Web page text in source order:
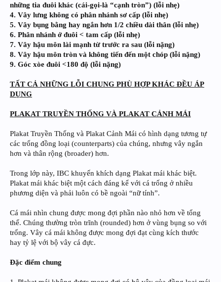
những tia đuôi khác (cái-gọi-là “cạnh tròn”) (lỗi nhẹ)
4. Vây lưng không có phân nhánh sơ cấp (lỗi nhẹ)
5. Vây bụng bằng hay ngắn hơn 1/2 chiều dài thân (lỗi nhẹ)
6. Phân nhánh ở đuôi < tam cấp (lỗi nhẹ)
7. Vây hậu môn lài mạnh từ trước ra sau (lỗi nặng)
8. Vây hậu môn tròn và không tiến đến một chóp (lỗi nặng)
9. Góc xòe đuôi <180 độ (lỗi nặng)
TẤT CẢ NHỮNG LỖI CHUNG PHÙ HỢP KHÁC ĐỀU ÁP
DỤNG
PLAKAT TRUYỀN THỐNG VÀ PLAKAT CẢNH MÁI
Plakat Truyền Thống và Plakat Cảnh Mái có hình dạng tương tự
các trống đồng loại (counterparts) của chúng, nhưng vây ngắn
hơn và thân rộng (broader) hơn.
Trong lớp này, IBC khuyến khích dạng Plakat mái khác biệt.
Plakat mái khác biệt một cách đáng kể với cá trống ở nhiều
phương diện và phải luôn có bề ngoài “nữ tính”.
Cá mái nhìn chung được mong đợi phần nào nhỏ hơn về tổng
thể. Chúng thường tròn trĩnh (rounded) hơn ở vùng bụng so với
trống. Vây cá mái không được mong đợi đạt cùng kích thước
hay tỷ lệ với bộ vây cá đực.
Đặc điểm chung